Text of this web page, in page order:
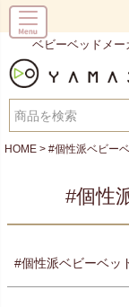
ベビーベッドメー
HOME #個性派ベビー
#個性
#個性派ベビーベッ
予約商品
新着順
登録順
価格が安い順
優先度順
キーワード